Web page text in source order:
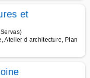
et
Atelier d architecture, Plan